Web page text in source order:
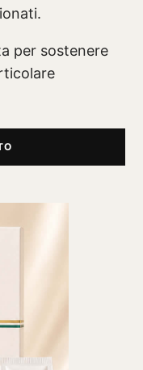
per sostenere